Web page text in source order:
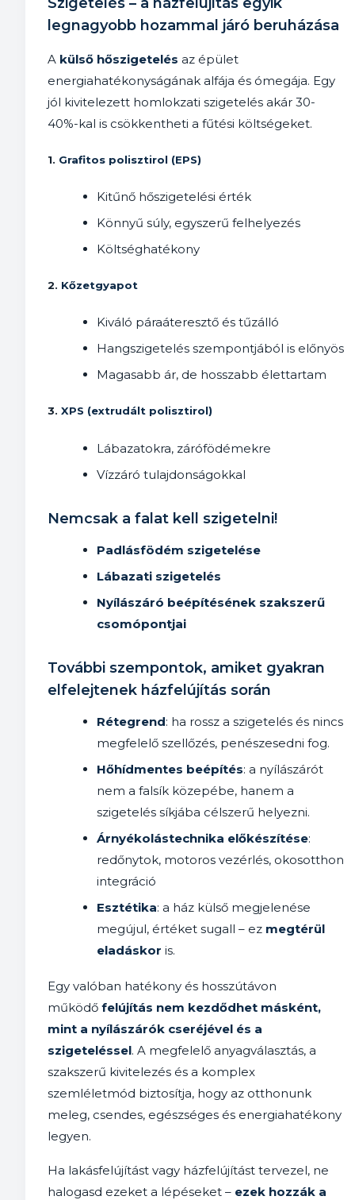
legnagyobb hozammal járó beruházása
A külső hőszigetelés az épület
energiahatékonyságának alfája és ómegája. Egy
jól kivitelezett homlokzati szigetelés akár 30-
40%-kal is csökkentheti a fűtési költségeket.
1. Grafitos polisztirol (EPS)
Kitűnő hőszigetelési érték
Könnyű súly, egyszerű felhelyezés
Költséghatékony
2. Kőzetgyapot
Kiváló páraáteresztő és tűzálló
Hangszigetelés szempontjából is előnyös
Magasabb ár, de hosszabb élettartam
3. XPS (extrudált polisztirol)
Lábazatokra, zárófödémekre
Vízzáró tulajdonságokkal
Nemcsak a falat kell szigetelni!
Padlásfödém szigetelése
Lábazati szigetelés
Nyílászáró beépítésének szakszerű
csomópontjai
További szempontok, amiket gyakran
elfelejtenek házfelújítás során
Rétegrend: ha rossz a szigetelés és nincs
megfelelő szellőzés, penészesedni fog.
Hőhídmentes beépítés: a nyílászárót
nem a falsík közepébe, hanem a
szigetelés síkjába célszerű helyezni.
Árnyékolástechnika előkészítése:
redőnytok, motoros vezérlés, okosotthon
integráció
Esztétika: a ház külső megjelenése
megújul, értéket sugall – ez megtérül
eladáskor is.
Egy valóban hatékony és hosszútávon
működő felújítás nem kezdődhet másként,
mint a nyílászárók cseréjével és a
szigeteléssel. A megfelelő anyagválasztás, a
szakszerű kivitelezés és a komplex
szemléletmód biztosítja, hogy az otthonunk
meleg, csendes, egészséges és energiahatékony
legyen.
Ha lakásfelújítást vagy házfelújítást tervezel, ne
halogasd ezeket a lépéseket – ezek hozzák a